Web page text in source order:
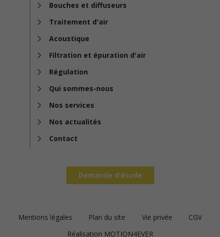
Bouches et diffuseurs
Traitement d'air
Acoustique
Filtration et épuration d'air
Régulation
Qui sommes-nous
Nos services
Nos actualités
Contact
Demande d'étude
Footer
Mentions légales Plan du site Vie privée
CGV
Réalisation MOTION4EVER